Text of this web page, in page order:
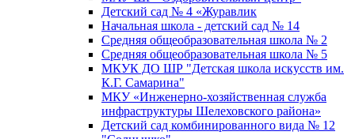
Детский сад № 4 «Журавлик
Начальная школа - детский сад № 14
Средняя общеобразовательная школа № 2
Средняя общеобразовательная школа № 5
МКУК ДО ШР "Детская школа искусств им.
К.Г. Самарина"
МКУ «Инженерно-хозяйственная служба
инфраструктуры Шелеховского района»
Детский сад комбинированного вида № 12